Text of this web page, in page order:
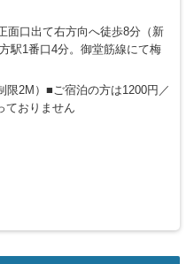
面口出て右方向へ徒歩8分（新
駅1番口4分。御堂筋線にて梅
限2M）■ご宿泊の方は1200円／
ておりません